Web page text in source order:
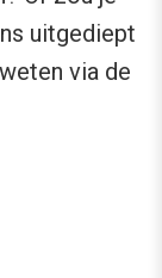
uitgediept
via de